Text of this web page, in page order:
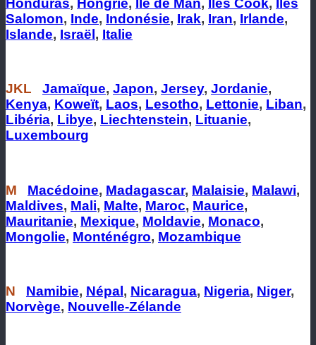
Honduras, Hongrie, Île de Man, Îles Cook,
Îles
Salomon, Inde, Indonésie, Irak, Iran, Irlande,
Islande, Israël , Italie
JKL Jamaïque, Japon, Jersey, Jordanie,
Kenya, Koweït, Laos, Lesotho, Lettonie, Liban,
Libéria, Libye, Liechtenstein, Lituanie,
Luxembourg
M Macédoine, Madagascar, Malaisie, Malawi,
Maldives, Mali, Malte, Maroc, Maurice,
Mauritanie, Mexique, Moldavie, Monaco,
Mongolie, Monténégro, Mozambique
N Namibie, Népal , Nicaragua, Nigeria, Niger,
Norvège, Nouvelle-Zélande